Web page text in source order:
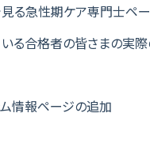
る急性期ケア専門士ペ
る合格者の皆さまの実
情報ページの追加